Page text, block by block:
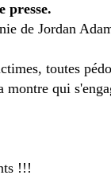
presse.
de Jordan
toutes
montre qui
!!!